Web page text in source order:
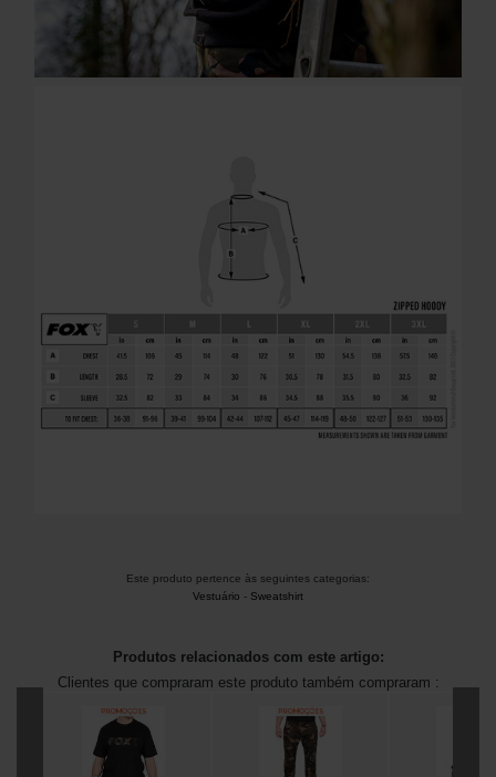
Este produto pertence às seguintes categorias:
Vestuário - Sweatshirt
Produtos relacionados com este artigo:
Clientes que compraram este produto também compraram :